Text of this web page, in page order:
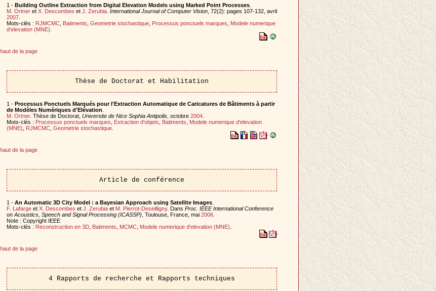
1 - Building Outline Extraction from Digital Elevation Models using Marked Point Processes.
M. Ortneret X. Descombes et J. Zerubia. International Journal of Computer Vision, 72(2): pages 107-132, avril
2007.
Mots-clés : RJMCMC, Batiments Geometrie stochastique, Processus ponctuels marques
Modele numerique
d'elevation (MNE)
haut de la page
Thèse de Doctorat et Habilitation
1 - Processus Ponctuels Marqués pour l'Extraction Automatique de Caricatures de Bâtiments à partir
de Modèles Numériques d'Elévation
M. Ortner. Thèse de Doctorat, Universite de Nice Sophia Antipolis, octobre 2004.
Mots-clés : Processus ponctuels marques Extraction d'objets Batiments
Modele numerique d'elevation
(MNE)
RJMCMC, Geometrie stochastique.
haut de la page
Article de conférence
1 - An Automatic 3D City Model : a Bayesian Approach using Satellite Images.
F. Lafargeet X. Descombes et J. Zerubiaet M. Pierrot-Deseilligny. Dans Proc. IEEE International Conference
on Acoustics, Speech and Signal Processing (ICASSP) , Toulouse, France, mai 2006.
Note : Copyright IEEE
Mots-clés : Reconstruction en 3D, Batiments MCMC, Modele numerique d'elevation (MNE)
haut de la page
4 Rapports de recherche et Rapports techniques